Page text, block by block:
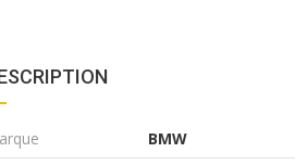
BMW